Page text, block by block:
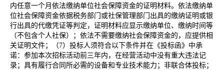
内任意一个月依法缴纳单位社会保障资金的证明材料。依法缴纳单
位社会保障资金依据税务部门或社保管理部门出具的缴纳证明或银
行出具的代缴凭证等判定，证明材料应显示缴纳单位、缴纳时间等
（不包含个人社保）；依法不需要缴纳社会保障资金的，应提供相
关证明文件；（7）投标人须符合以下条件并在《投标函》中承
诺：参加本次招标活动前三年内，在经营活动中没有重大违法记
录；具有履行合同所必需的设备和专业技术能力；非联合体投标；